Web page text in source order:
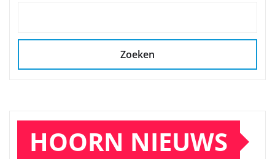
Zoeken
HOORN NIEUWS